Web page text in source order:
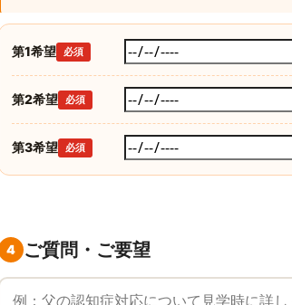
第1希望 必須
第2希望 必須
第3希望 必須
4 ご質問・ご要望
ご質問・ご要望